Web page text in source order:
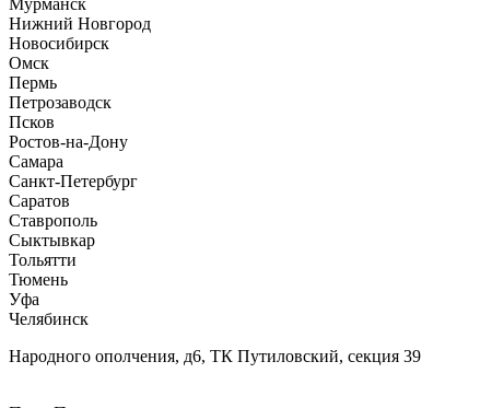
Мурманск
Нижний Новгород
Новосибирск
Омск
Пермь
Петрозаводск
Псков
Ростов-на-Дону
Самара
Санкт-Петербург
Саратов
Ставрополь
Сыктывкар
Тольятти
Тюмень
Уфа
Челябинск
Народного ополчения, д6, ТК Путиловский, секция 39